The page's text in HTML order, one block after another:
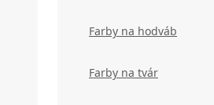
Farby na hodváb
Farby na tvár